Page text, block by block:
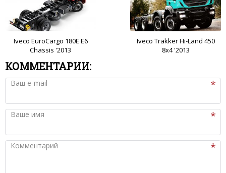
Iveco EuroCargo 180E E6
Chassis '2013
Iveco Trakker Hi-Land 450
8x4 '2013
КОММЕНТАРИИ:
Ваш e-mail
Ваше имя
Комментарий